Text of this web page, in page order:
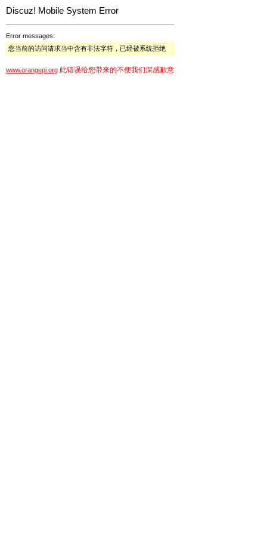
Discuz! Mobile System Error
Error messages:
您当前的访问请求当中含有非法字符，已经被系统拒绝
www.orangepi.org 此错误给您带来的不便我们深感歉意